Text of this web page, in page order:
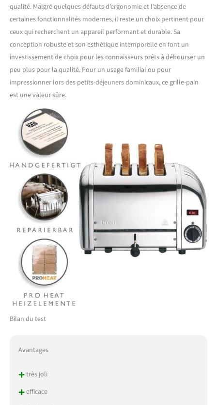
qualité. Malgré quelques défauts d’ergonomie et l’absence de
certaines fonctionnalités modernes, il reste un choix pertinent pour
ceux qui recherchent un appareil performant et durable. Sa
conception robuste et son esthétique intemporelle en font un
investissement de choix pour les connaisseurs prêts à débourser un
peu plus pour la qualité. Pour un usage familial ou pour
impressionner lors des petits-déjeuners dominicaux, ce grille-pain
est une valeur sûre.
Bilan du test
Avantages
+très joli
+efficace